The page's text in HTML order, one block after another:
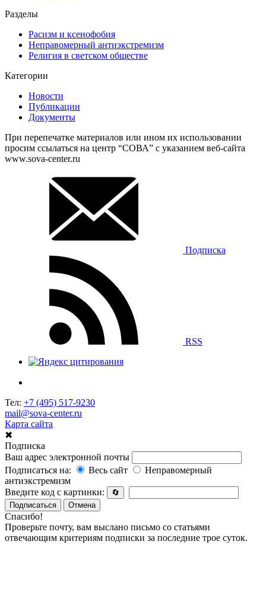
Разделы
Расизм и ксенофобия
Неправомерный антиэкстремизм
Религия в светском обществе
Категории
Новости
Публикации
Документы
При перепечатке материалов или ином их использовании
просим ссылаться на центр “СОВА” с указанием веб-сайта
www.sova-center.ru
Подписка
RSS
Тел: +7 (495) 517-9230
mail@sova-center.ru
Карта сайта
✖
Подписка
Ваш адрес электронной почты
Подписаться на:
Весь сайт
Неправомерный
антиэкстремизм
Введите код с картинки:
🔄
Подписаться
Отмена
Спасибо!
Проверьте почту, вам выслано письмо со статьями
отвечающим критериям подписки за последние трое суток.